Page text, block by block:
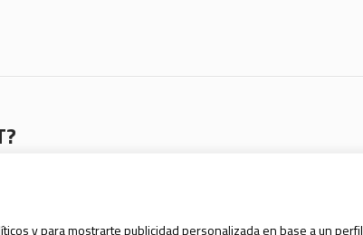
y para mostrarte publicidad personalizada en base a un perfil